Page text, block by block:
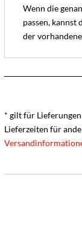
Wenn die
passen, kannst
der
* gilt für
Lieferzeiten für